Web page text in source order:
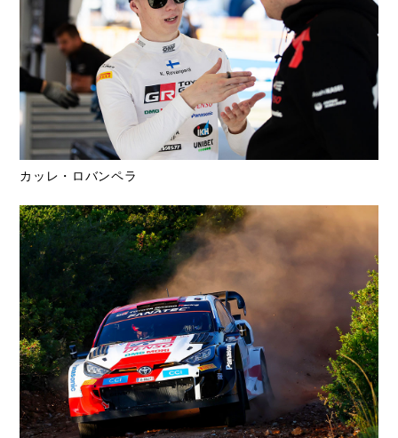
カッレ・ロバンペラ